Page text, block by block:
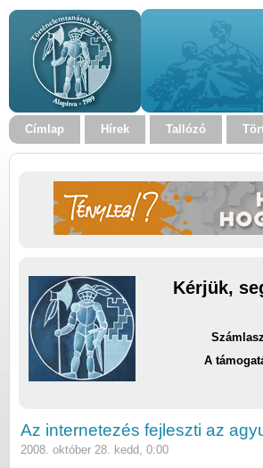
Címlap Hírek Tallózó
Kérjük,
A
Az internetezés fejleszti az
2008. október 28. kedd, 0:00